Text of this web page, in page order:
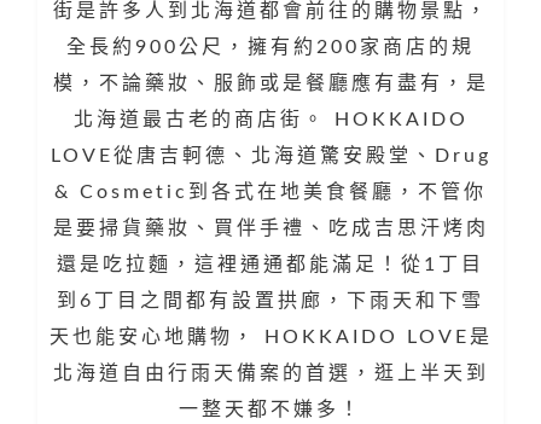
街是許多人到北海道都會前往的購物景點，
全長約900公尺，擁有約200家商店的規
模，不論藥妝、服飾或是餐廳應有盡有，是
北海道最古老的商店街。 HOKKAIDO
LOVE從唐吉軻德、北海道驚安殿堂、Drug
& Cosmetic到各式在地美食餐廳，不管你
是要掃貨藥妝、買伴手禮、吃成吉思汗烤肉
還是吃拉麵，這裡通通都能滿足！從1丁目
到6丁目之間都有設置拱廊，下雨天和下雪
天也能安心地購物， HOKKAIDO LOVE是
北海道自由行雨天備案的首選，逛上半天到
一整天都不嫌多！